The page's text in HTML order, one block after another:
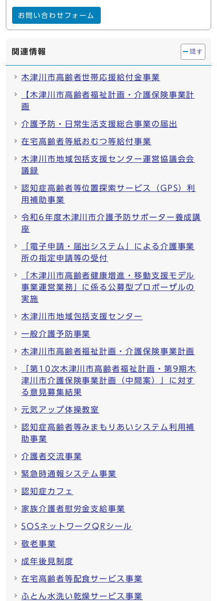
お問い合わせフォーム
関連情報 隠す
木津川市高齢者世帯応援給付金事業
【木津川市高齢者福祉計画・介護保険事業計
画
介護予防・日常生活支援総合事業の届出
在宅高齢者等紙おむつ等給付事業
木津川市地域包括支援センター運営協議会会
議録
認知症高齢者等位置探索サービス（GPS）利
用補助事業
令和6年度木津川市介護予防サポーター養成講
座
「電子申請・届出システム」による介護事業
所の指定申請等の受付
「木津川市高齢者健康増進・移動支援モデル
事業運営業務」に係る公募型プロポーザルの
実施
木津川市地域包括支援センター
一般介護予防事業
木津川市高齢者福祉計画・介護保険事業計画
「第10次木津川市高齢者福祉計画・第9期木
津川市介護保険事業計画（中間案）」に対す
る意見募集結果
元気アップ体操教室
認知症高齢者等みまもりあいシステム利用補
助事業
介護者交流事業
緊急時通報システム事業
認知症カフェ
家族介護者慰労金支給事業
SOSネットワークQRシール
敬老事業
成年後見制度
在宅高齢者等配食サービス事業
ふとん水洗い乾燥サービス事業